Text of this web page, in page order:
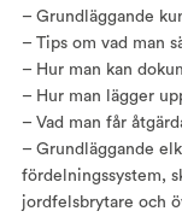
– Grundläggande
– Tips om vad man
– Hur man kan
– Hur man lägger
– Vad man får
– Grundläggande
fördelningssystem,
jordfelsbrytare och